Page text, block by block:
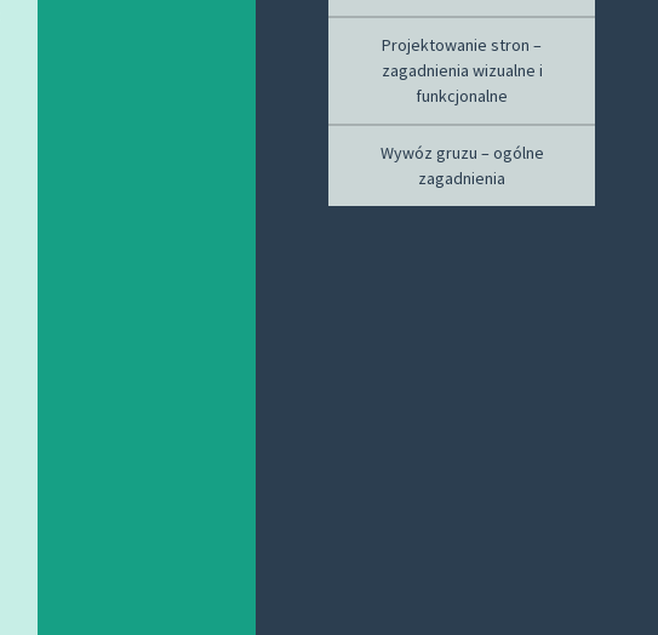
Projektowanie stron –
zagadnienia wizualne i
funkcjonalne
Wywóz gruzu – ogólne
zagadnienia